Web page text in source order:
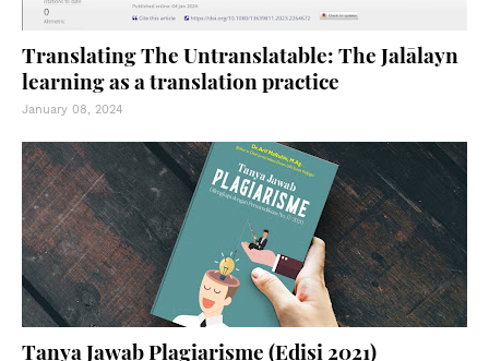
Translating The Untranslatable: The Jalālayn
learning as a translation practice
January 08, 2024
Tanya Jawab Plagiarisme (Edisi 2021)